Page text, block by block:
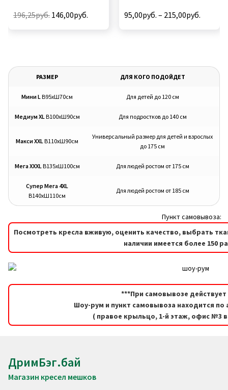
196,25руб. Первоначальная
146,00руб.
Опции
на
товара.
95,00руб. – 215,00руб.
несколько
Опции
на
товара.
РАЗМЕР ДЛЯ КОГО ПОДОЙДЕТ
Мини L В95хШ70см Для детей до 120 см
Медиум XL В100хШ90см Для подростков до 140 см
Макси XXL В110хШ90см
Универсальный размер для детей и взрослых
до 175 см
Мега XXXL В135хШ100см Для людей ростом от 175 см
Супер Мега 4XL
В140хШ110см
Для людей ростом от 185 см
Пункт самовывоза:
Посмотреть кресла вживую, оценить качество, выбрать
наличии имеется более 150
***При самовывозе
Шоу-рум и пункт самовывоза находится по
( правое крыльцо, 1-й этаж, офис №3
ДримБэг.бай
Магазин кресел мешков